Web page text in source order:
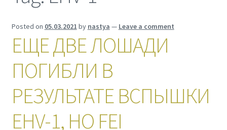
My account
Posted on 05.03.2021 by nastya — Leave a comment
ЕЩЕ ДВЕ ЛОШАДИ
ПОГИБЛИ В
РЕЗУЛЬТАТЕ ВСПЫШКИ
EHV-1, НО FEI